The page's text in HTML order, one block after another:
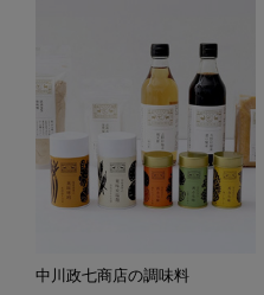
中川政七商店の調味料